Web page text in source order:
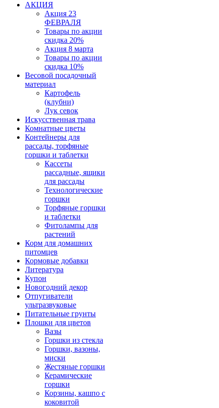
АКЦИЯ
Акция 23
ФЕВРАЛЯ
Товары по акции
скидка 20%
Акция 8 марта
Товары по акции
скидка 10%
Весовой посадочный
материал
Картофель
(клубни)
Лук севок
Искусственная трава
Комнатные цветы
Контейнеры для
рассады, торфяные
горшки и таблетки
Кассеты
рассадные, ящики
для рассады
Технологические
горшки
Торфяные горшки
и таблетки
Фитолампы для
растений
Корм для домашних
питомцев
Кормовые добавки
Литература
Купон
Новогодний декор
Отпугиватели
ультразвуковые
Питательные грунты
Плошки для цветов
Вазы
Горшки из стекла
Горшки, вазоны,
миски
Жестяные горшки
Керамические
горшки
Корзины, кашпо с
коковитой